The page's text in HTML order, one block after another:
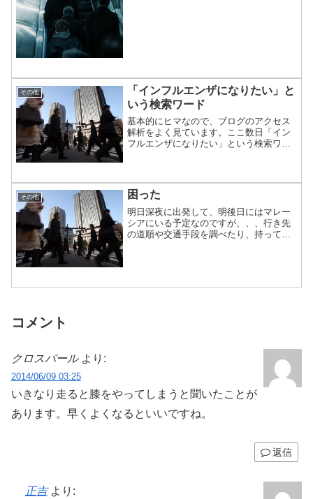
その他
「インフルエンザになりたい」と
いう検索ワード
基本的にヒマなので、ブログのアクセス
解析をよく見ています。ここ数日「イン
フルエンザになりたい」という検索ワー
その他 困った
明日深夜に出発して、明後日にはマレー
シアにいる予定なのですが、、、行き先
の道順や交通手段を調べたり、持ってい
コメント
クロスパール より:
2014/06/09 03:25
いきなり走ると膝をやってしまうと聞いたことが
あります。早くよくなるといいですね。
返信
正吉 より: